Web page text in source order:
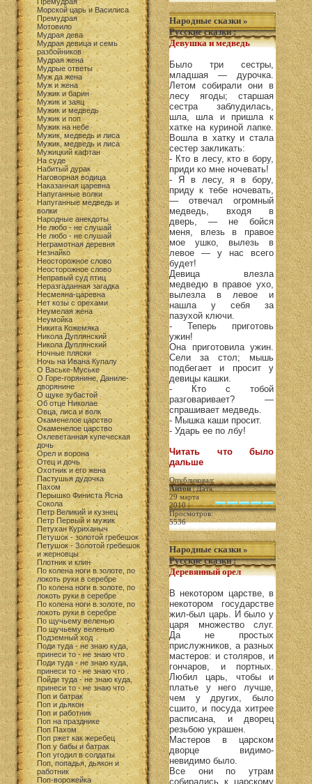
Морской царь и Василиса
Премудрая
Мотовило
Мудрая дева
Мудрая девица и семь
разбойников
Мудрая жена
Мудрые ответы
Муж да жена
Муж и жена
Мужик и барин
Мужик и заяц
Мужик и медведь
Мужик и поп
Мужик на небе
Мужик, медведь и лиса
Мужик, медведь и лиса
Мужицкий кафтан
На суде
Набитый дурак
Наговорная водица
Наказанная царевна
Напуганные волки
Напуганные медведь и
волки
Народные анекдоты
Не любо - не слушай
Не любо - не слушай
Неграмотная деревня
Незнайко
Неосторожное слово
Неосторожное слово
Неправый суд птиц
Неразгаданная загадка
Несмеяна-царевна
Нет козы с орехами
Неумелая жена
Неумойка
Никита Кожемяка
Никола Дуплянский
Никола Дуплянский
Ночные пляски
Ночь на Ивана Купалу
О Ваське-Муське
О Горе-горянине, Даниле-
дворянине
О щуке зубастой
Об отце Николае
Овца, лиса и волк
Окаменелое царство
Окаменелое царство
Оклеветанная купеческая
дочь
Орел и ворона
Отец и дочь
Охотник и его жена
Пастушья дудочка
Пахом
Перышко Финиста Ясна
Сокола
Петр Великий и кузнец
Петр Первый и мужик
Петухан Куриханыч
Петушок - золотой гребешок
Петушок - Золотой гребешок
и жерновцы
Плотник и клин
По колена ноги в золоте, по
локоть руки в серебре
По колена ноги в золоте, по
локоть руки в серебре
По колена ноги в золоте, по
локоть руки в серебре
По щучьему веленью
По щучьему веленью
Подземный ход
Поди туда - не знаю куда,
принеси то - не знаю что
Поди туда - не знаю куда,
принеси то - не знаю что
Пойди туда - не знаю куда,
принеси то - не знаю что
Поп и батрак
Поп и дьякон
Поп и работник
Поп на празднике
Поп Пахом
Поп ржет как жеребец
Поп у бабы и батрак
Поп угодил в солдаты
Поп, попадья, дьякон и
работник
Поп-ворожейка
Народные сказки »
Русские сказки:
Девушка и медведь
Было три сестры,
младшая — дурочка.
Летом собирали они в
лесу ягоды; старшая
сестра заблудилась,
шла, шла и пришла к
хатке на куриной лапке.
Вошла в хатку и стала
сестер закликать:
- Кто в лесу, кто в бору,
приди ко мне ночевать!
- Я в лесу, я в бору,
приду к тебе ночевать,
— отвечал огромный
медведь, входя в
дверь, — не бойся
меня, влезь в правое
мое ушко, вылезь в
левое — у нас всего
будет!
Девица влезла
медведю в правое ухо,
вылезла в левое и
нашла у себя за
пазухой ключи.
- Теперь приготовь
ужин!
Она приготовила ужин.
Сели за стол; мышь
подбегает и просит у
девицы кашки.
- Кто с тобой
разговаривает? —
спрашивает медведь.
- Мышка каши просит.
- Ударь ее по лбу!
Читать что было
дальше
Опубликовал:
Антон| Дата:
29 марта
2010 |
Просмотров:
5536
Народные сказки »
Русские сказки:
Деревянный орел
В некотором царстве, в
некотором государстве
жил-был царь. И было у
царя множество слуг.
Да не простых
прислужников, а разных
мастеров: и столяров, и
гончаров, и портных.
Любил царь, чтобы и
платье у него лучше,
чем у других, было
сшито, и посуда хитрее
расписана, и дворец
резьбою украшен.
Мастеров в царском
дворце видимо-
невидимо было.
Все они по утрам
собирались к царскому